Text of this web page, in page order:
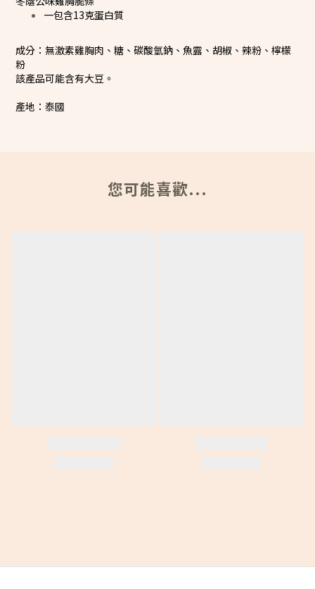
一包含13克蛋白質
成分：無激素雞胸肉、糖、碳酸氫鈉、魚露、胡椒、辣粉、檸檬
粉
該產品可能含有大豆。
產地：泰國
您可能喜歡...